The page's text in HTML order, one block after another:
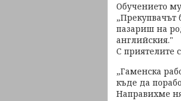
Обучението
„Прекупвачът
пазариш на
английския."
С приятелите
„Гаменска
къде да
Направихме